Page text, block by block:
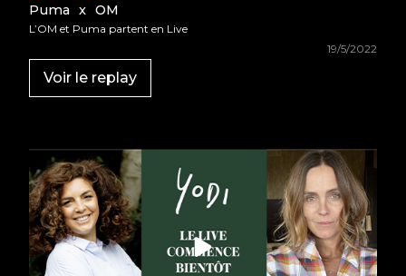
Puma x OM
L’OM et Puma partent en Live
19/5/2022
Voir le replay